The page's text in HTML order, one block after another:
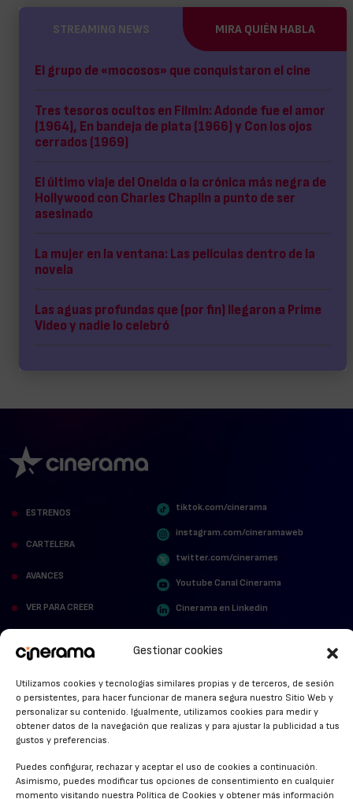
Gestionar cookies
Utilizamos cookies y tecnologías similares propias y de terceros, de sesión
o persistentes, para hacer funcionar de manera segura nuestro Sitio Web y
personalizar su contenido. Igualmente, utilizamos cookies para medir y
obtener datos de la navegación que realizas y para ajustar la publicidad a tus
gustos y preferencias.
Puedes configurar, rechazar y aceptar el uso de cookies a continuación.
Asimismo, puedes modificar tus opciones de consentimiento en cualquier
momento visitando nuestra Política de Cookies y obtener más información
STREAMING NEWS MIRA QUIÉN HABLA
El grupo de «mocosos» que conquistaron el cine
Tres tesoros ocultos en Filmin: Adonde fue el amor
(1964), En bandeja de plata (1966) y Con los ojos
cerrados (1969)
El último viaje del Oneida o la crónica más negra de
Hollywood con Charles Chaplin a punto de ser
asesinado
La mujer en la ventana: Las películas dentro de la
novela
Las aguas profundas que (por fin) llegaron a Prime
Video y nadie lo celebró
ESTRENOS
CARTELERA
AVANCES
VER PARA CREER
ALFOMBRA ROJA
tiktok.com/cinerama
instagram.com/cineramaweb
twitter.com/cinerames
Youtube Canal Cinerama
Cinerama en Linkedin